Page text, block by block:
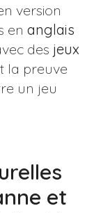
version
en anglais
des jeux
la preuve
un jeu
et